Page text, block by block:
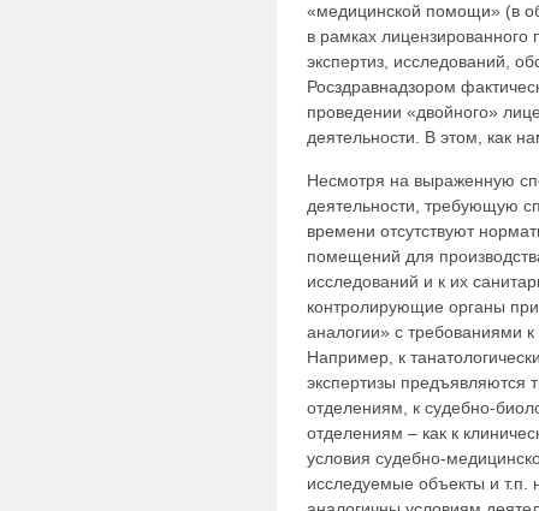
«медицинской помощи» (в
в рамках лицензированного
экспертиз, исследований,
Росздравнадзором
проведении «двойного»
деятельности. В этом, как
Несмотря на выраженную
деятельности, требующую
времени отсутствуют
помещений для
исследований и к их
контролирующие органы
аналогии» с требованиями
Например, к
экспертизы предъявляются
отделениям, к судебно-
отделениям – как к
условия судебно-
исследуемые объекты и т.п.